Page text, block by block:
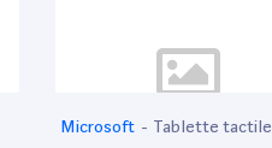
Microsoft - Tablette tactile